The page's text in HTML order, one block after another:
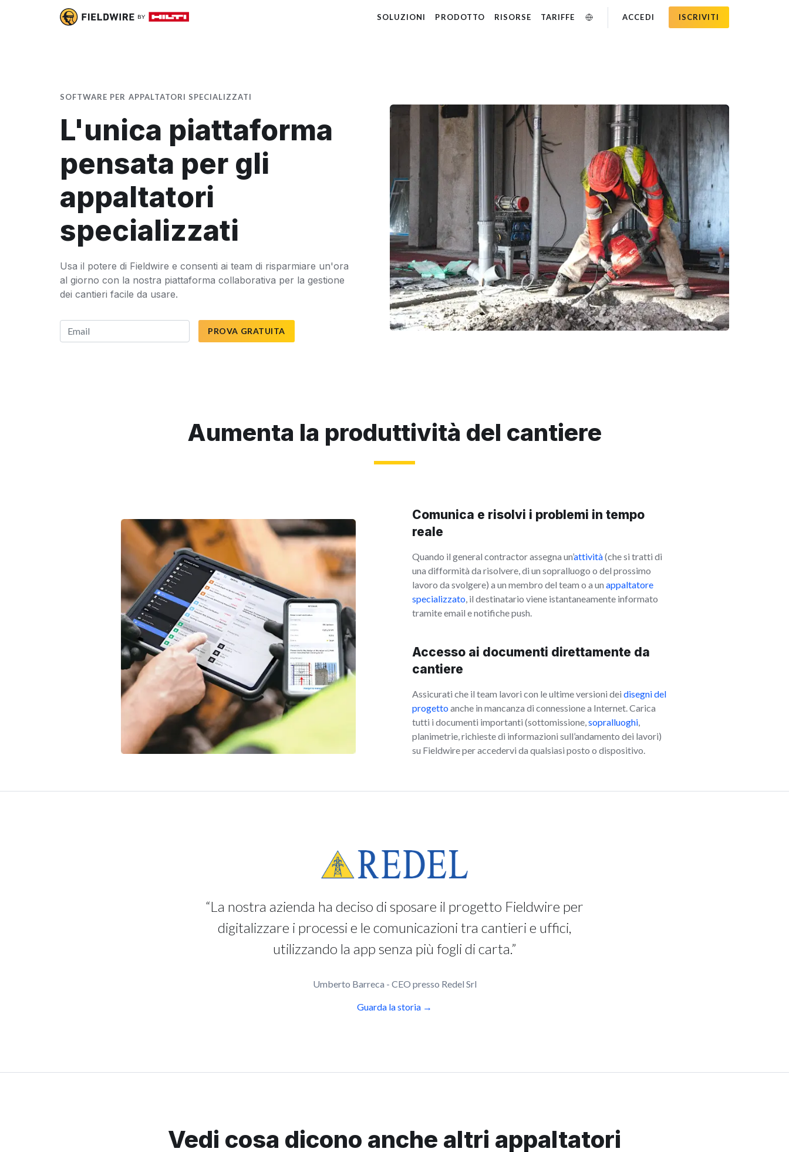
SOLUZIONI PRODOTTO RISORSE TARIFFE ACCEDI ISCRIVITI
SOFTWARE PER APPALTATORI SPECIALIZZATI
L'unica piattaforma
pensata per gli
appaltatori
specializzati
Usa il potere di Fieldwire e consenti ai team di risparmiare un'ora
al giorno con la nostra piattaforma collaborativa per la gestione
dei cantieri facile da usare.
PROVA GRATUITA
Aumenta la produttività del cantiere
Comunica e risolvi i problemi in tempo
reale
Quando il general contractor assegna un’attività(che si tratti di
una difformità da risolvere, di un sopralluogo o del prossimo
lavoro da svolgere) a un membro del team o a un appaltatore
specializzato, il destinatario viene istantaneamente informato
tramite email e notifiche push.
Accesso ai documenti direttamente da
cantiere
Assicurati che il team lavori con le ultime versioni dei disegni del
progettoanche in mancanza di connessione a Internet. Carica
tutti i documenti importanti (sottomissione,sopralluoghi,
planimetrie, richieste di informazioni sull’andamento dei lavori)
su Fieldwire per accedervi da qualsiasi posto o dispositivo.
“La nostra azienda ha deciso di sposare il progetto Fieldwire per
digitalizzare i processi e le comunicazioni tra cantieri e uffici,
utilizzando la app senza più fogli di carta.”
Umberto Barreca - CEO presso Redel Srl
Guarda la storia →
Vedi cosa dicono anche altri appaltatori